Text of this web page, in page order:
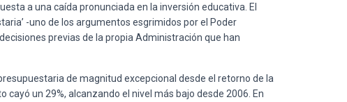
a una caída pronunciada en la inversión educativa. El
-uno de los argumentos esgrimidos por el Poder
previas de la propia Administración que han
de magnitud excepcional desde el retorno de la
cayó un 29%, alcanzando el nivel más bajo desde 2006 En